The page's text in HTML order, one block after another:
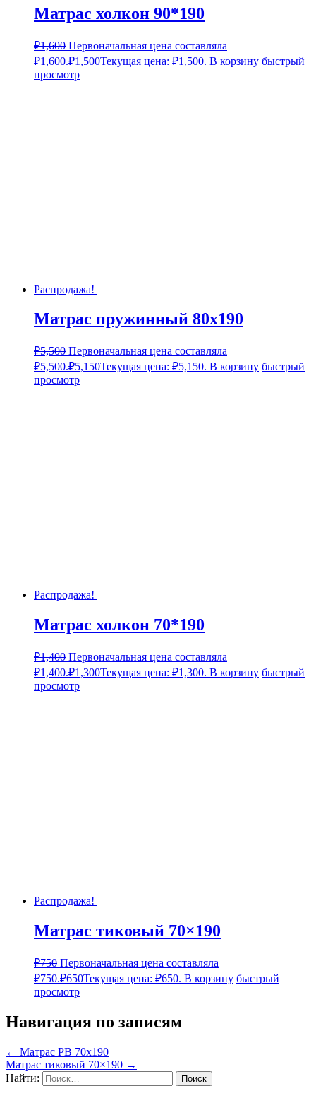
Матрас холкон 90*190
₽1,600 Первоначальная цена составляла
₽1,600.₽1,500Текущая цена: ₽1,500. В корзину быстрый
просмотр
Распродажа!
Матрас пружинный 80х190
₽5,500 Первоначальная цена составляла
₽5,500.₽5,150Текущая цена: ₽5,150. В корзину быстрый
просмотр
Распродажа!
Матрас холкон 70*190
₽1,400 Первоначальная цена составляла
₽1,400.₽1,300Текущая цена: ₽1,300. В корзину быстрый
просмотр
Распродажа!
Матрас тиковый 70×190
₽750 Первоначальная цена составляла
₽750.₽650Текущая цена: ₽650. В корзину быстрый
просмотр
Навигация по записям
← Матрас РВ 70х190
Матрас тиковый 70×190 →
Найти: